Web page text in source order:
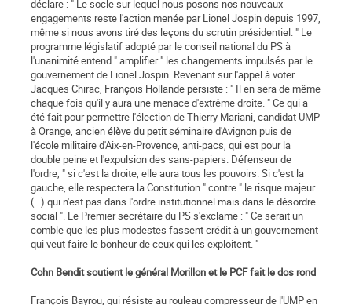
déclare : " Le socle sur lequel nous posons nos nouveaux
engagements reste l'action menée par Lionel Jospin depuis 1997,
même si nous avons tiré des leçons du scrutin présidentiel. " Le
programme législatif adopté par le conseil national du PS à
l'unanimité entend " amplifier " les changements impulsés par le
gouvernement de Lionel Jospin. Revenant sur l'appel à voter
Jacques Chirac, François Hollande persiste : " Il en sera de même
chaque fois qu'il y aura une menace d'extrême droite. " Ce qui a
été fait pour permettre l'élection de Thierry Mariani, candidat UMP
à Orange, ancien élève du petit séminaire d'Avignon puis de
l'école militaire d'Aix-en-Provence, anti-pacs, qui est pour la
double peine et l'expulsion des sans-papiers. Défenseur de
l'ordre, " si c'est la droite, elle aura tous les pouvoirs. Si c'est la
gauche, elle respectera la Constitution " contre " le risque majeur
(...) qui n'est pas dans l'ordre institutionnel mais dans le désordre
social ". Le Premier secrétaire du PS s'exclame : " Ce serait un
comble que les plus modestes fassent crédit à un gouvernement
qui veut faire le bonheur de ceux qui les exploitent. "
Cohn Bendit soutient le général Morillon et le PCF fait le dos rond
François Bayrou, qui résiste au rouleau compresseur de l'UMP en